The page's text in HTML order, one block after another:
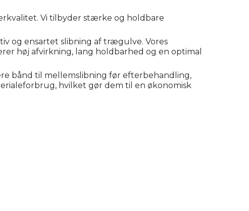
Vi tilbyder stærke og holdbare
og ensartet slibning af trægulve. Vores
høj afvirkning, lang holdbarhed og en optimal
bånd til mellemslibning før efterbehandling,
hvilket gør dem til en økonomisk